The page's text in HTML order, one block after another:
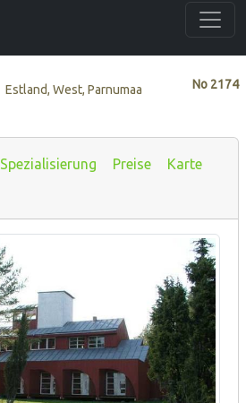
No 2174
Estland, West, Parnumaa
Spezialisierung Preise Karte